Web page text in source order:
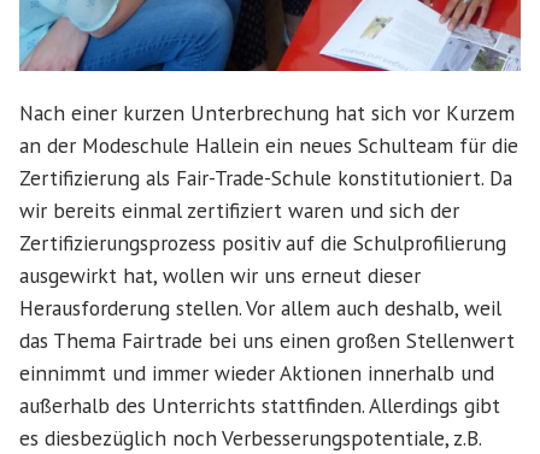
Nach einer kurzen Unterbrechung hat sich vor Kurzem
an der Modeschule Hallein ein neues Schulteam für die
Zertifizierung als Fair-Trade-Schule konstitutioniert. Da
wir bereits einmal zertifiziert waren und sich der
Zertifizierungsprozess positiv auf die Schulprofilierung
ausgewirkt hat, wollen wir uns erneut dieser
Herausforderung stellen. Vor allem auch deshalb, weil
das Thema Fairtrade bei uns einen großen Stellenwert
einnimmt und immer wieder Aktionen innerhalb und
außerhalb des Unterrichts stattfinden. Allerdings gibt
es diesbezüglich noch Verbesserungspotentiale, z.B.